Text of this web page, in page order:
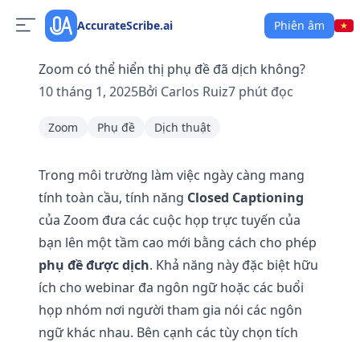
AccurateScribe.ai Phiên âm
Zoom có thể hiển thị phụ đề đã dịch không?
10 tháng 1, 2025Bởi Carlos Ruiz7 phút đọc
Zoom Phụ đề Dịch thuật
Trong môi trường làm việc ngày càng mang
tính toàn cầu, tính năng Closed Captioning
của Zoom đưa các cuộc họp trực tuyến của
bạn lên một tầm cao mới bằng cách cho phép
phụ đề được dịch. Khả năng này đặc biệt hữu
ích cho webinar đa ngôn ngữ hoặc các buổi
họp nhóm nơi người tham gia nói các ngôn
ngữ khác nhau. Bên cạnh các tùy chọn tích